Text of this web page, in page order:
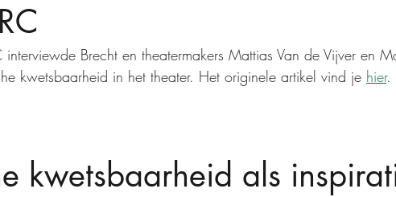
Brecht en theatermakers Mattias Van de Vijver en
kwetsbaarheid in het theater. Het originele artikel vind je hier.
kwetsbaarheid als